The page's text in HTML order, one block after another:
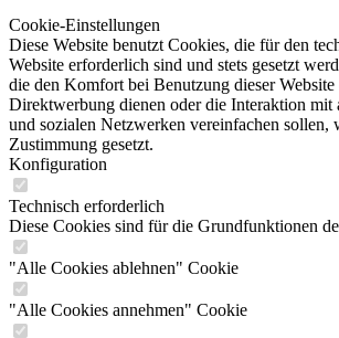
Cookie-Einstellungen
Diese Website benutzt Cookies, die für den
Website erforderlich sind und stets gesetzt
die den Komfort bei Benutzung dieser Website
Direktwerbung dienen oder die Interaktion mit
und sozialen Netzwerken vereinfachen sollen,
Zustimmung gesetzt.
Konfiguration
Technisch erforderlich
Diese Cookies sind für die Grundfunktionen
"Alle Cookies ablehnen" Cookie
"Alle Cookies annehmen" Cookie